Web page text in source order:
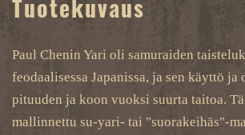
Tuotekuvaus
Paul Chenin Yari oli samuraiden
feodaalisessa Japanissa, ja sen käyttö ja
pituuden ja koon vuoksi suurta taitoa.
mallinnettu su-yari- tai "suorakeihäs"-